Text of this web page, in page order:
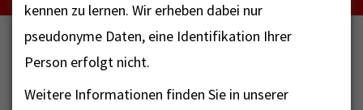
kennen zu lernen. Wir erheben dabei nur
pseudonyme Daten, eine Identifikation Ihrer
Person erfolgt nicht.
Weitere Informationen finden Sie in unserer